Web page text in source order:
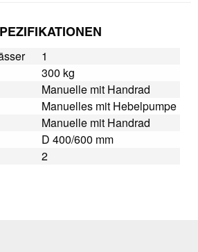
1
300 kg
Manuelle mit Handrad
Manuelles mit Hebelpumpe
Manuelle mit Handrad
D 400/600 mm
2